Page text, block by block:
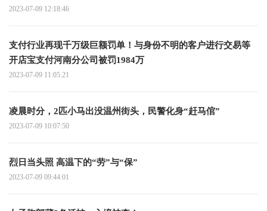
2023-07-09 12:18:46
支付行业再现千万级巨额罚单！与身份不明的客户进行交易等
开店宝支付河南分公司被罚1984万
2023-07-09 11:05:21
凌晨时分，2匹小马出没温州街头，民警化身“赶马倌”
2023-07-09 10:07:50
烈日当头照 高温下的“劳”与“保”
2023-07-09 09:44:01